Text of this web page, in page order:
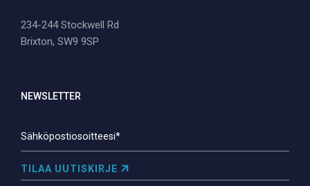
234-244 Stockwell Rd
Brixton, SW9 9SP
NEWSLETTER
TILAA UUTISKIRJE